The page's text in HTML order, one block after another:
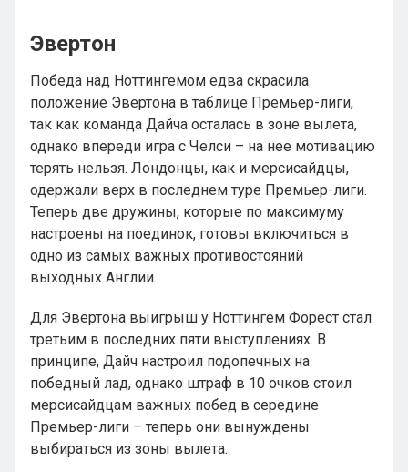
Эвертон
Победа над Ноттингемом едва скрасила
положение Эвертона в таблице Премьер-лиги,
так как команда Дайча осталась в зоне вылета,
однако впереди игра с Челси – на нее мотивацию
терять нельзя. Лондонцы, как и мерсисайдцы,
одержали верх в последнем туре Премьер-лиги.
Теперь две дружины, которые по максимуму
настроены на поединок, готовы включиться в
одно из самых важных противостояний
выходных Англии.
Для Эвертона выигрыш у Ноттингем Форест стал
третьим в последних пяти выступлениях. В
принципе, Дайч настроил подопечных на
победный лад, однако штраф в 10 очков стоил
мерсисайдцам важных побед в середине
Премьер-лиги – теперь они вынуждены
выбираться из зоны вылета.